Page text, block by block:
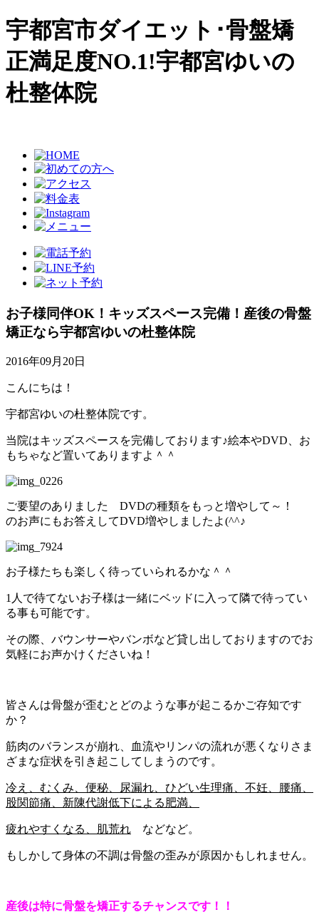
宇都宮市ダイエット･骨盤矯
正満足度NO.1!宇都宮ゆいの
杜整体院
お子様同伴OK！キッズスペース完備！産後の骨盤
矯正なら宇都宮ゆいの杜整体院
2016年09月20日
こんにちは！
宇都宮ゆいの杜整体院です。
当院はキッズスペースを完備しております♪絵本やDVD、お
もちゃなど置いてありますよ＾＾
ご要望のありました DVDの種類をもっと増やして～！
のお声にもお答えしてDVD増やしましたよ(^^♪
お子様たちも楽しく待っていられるかな＾＾
1人で待てないお子様は一緒にベッドに入って隣で待ってい
る事も可能です。
その際、バウンサーやバンボなど貸し出しておりますのでお
気軽にお声かけくださいね！
皆さんは骨盤が歪むとどのような事が起こるかご存知です
か？
筋肉のバランスが崩れ、血流やリンパの流れが悪くなりさま
ざまな症状を引き起こしてしまうのです。
冷え、むくみ、便秘、尿漏れ、ひどい生理痛、不妊、腰痛、
股関節痛、新陳代謝低下による肥満、
疲れやすくなる、肌荒れ などなど。
もしかして身体の不調は骨盤の歪みが原因かもしれません。
産後は特に骨盤を矯正するチャンスです！！